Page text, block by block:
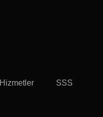
Hizmetler SSS